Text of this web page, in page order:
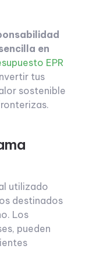
en
EPR
tus
sostenible
utilizado
destinados
Los
pueden